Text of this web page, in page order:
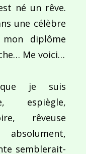
né un rêve.
une célèbre
diplôme
Me voici…
je suis
espiègle,
rêveuse
absolument,
semblerait-